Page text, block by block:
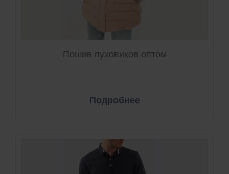
Пошив пуховиков оптом
Подробнее